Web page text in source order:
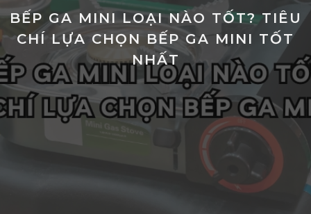
BẾP GA MINI LOẠI NÀO TỐT? TIÊU
CHÍ LỰA CHỌN BẾP GA MINI TỐT
NHẤT